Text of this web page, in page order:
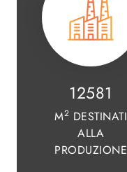
15125
M2 DESTINATI
ALLA
PRODUZIONE